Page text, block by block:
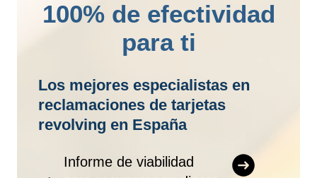
100% de efectividad
para ti
Los mejores especialistas en
reclamaciones de tarjetas
revolving en España
Informe de viabilidad